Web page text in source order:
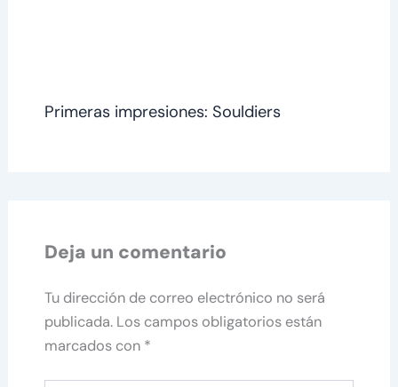
Primeras impresiones: Souldiers
Deja un comentario
Tu dirección de correo electrónico no será
publicada. Los campos obligatorios están
marcados con *